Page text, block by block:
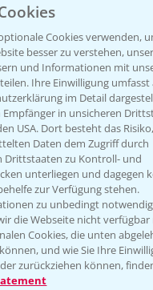
auf WhatsApp
346 564 1
30-20220
Sie uns
Cookies verwenden,
besser zu verstehen,
und Informationen mit
Ihre Einwilligung umfasst
im Detail
in unsicheren
USA. Dort besteht das
Daten dem Zugriff durch
Drittstaaten zu Kontroll- und
unterliegen und dagegen
zur Verfügung stehen.
zu unbedingt
die Webseite nicht verfügbar
Cookies, die unten
und wie Sie Ihre
zurückziehen können,